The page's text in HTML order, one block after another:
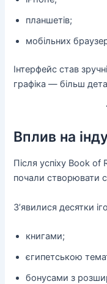
планшетів;
мобільних
Інтерфейс став
графіка — більш
Вплив на
Після успіху Book of
почали створювати
З’явилися десятки
книгами;
єгипетською
бонусами з